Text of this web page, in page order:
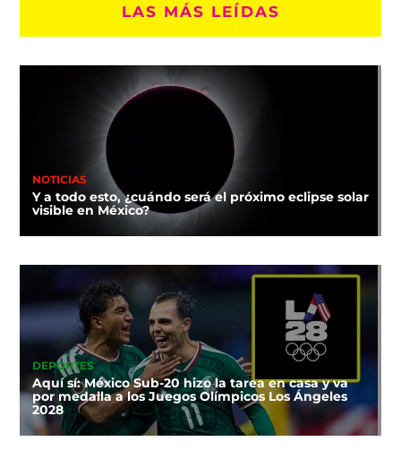
LAS MÁS LEÍDAS
NOTICIAS
Y a todo esto, ¿cuándo será el próximo eclipse solar
visible en México?
DEPORTES
Aquí sí: México Sub-20 hizo la tarea en casa y va
por medalla a los Juegos Olímpicos Los Ángeles
2028